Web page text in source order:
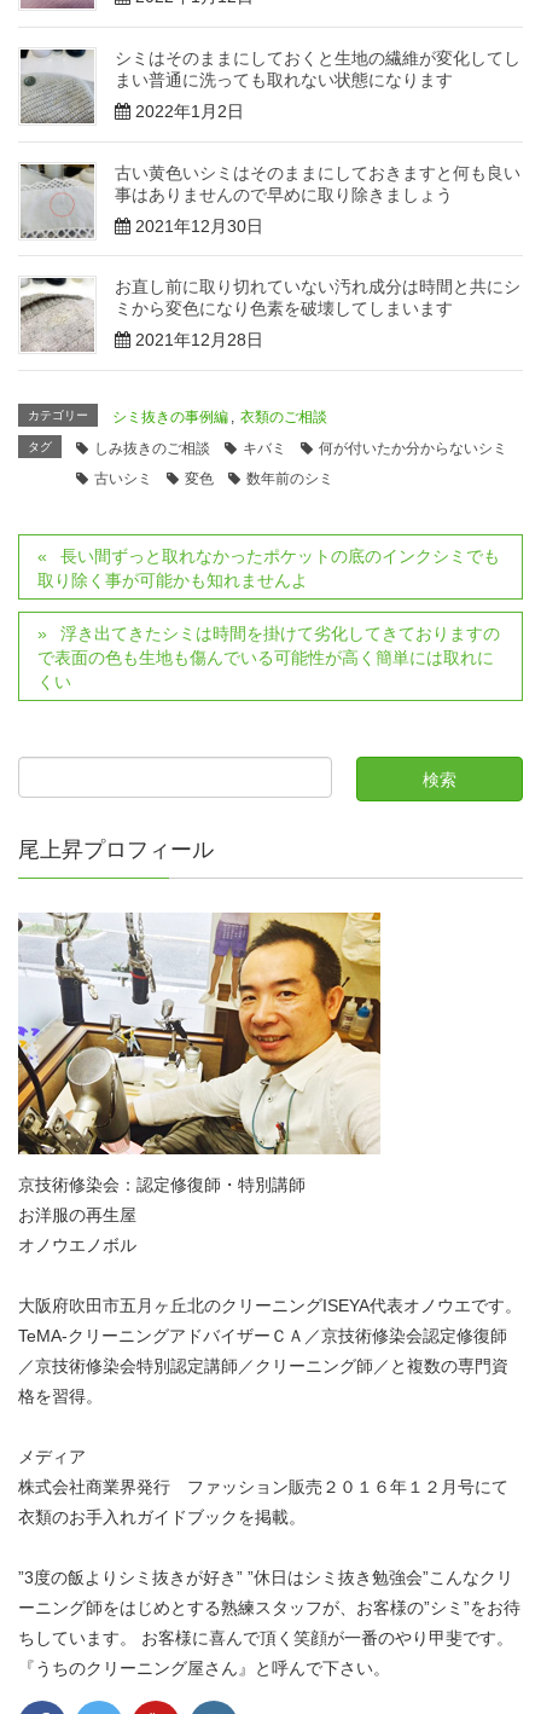
シミはそのままにしておくと生地の繊維が変化してし
まい普通に洗っても取れない状態になります
2022年1月2日
古い黄色いシミはそのままにしておきますと何も良い
事はありませんので早めに取り除きましょう
2021年12月30日
お直し前に取り切れていない汚れ成分は時間と共にシ
ミから変色になり色素を破壊してしまいます
2021年12月28日
カテゴリー シミ抜きの事例編 , 衣類のご相談
タグ しみ抜きのご相談 キバミ
何が付いたか分からないシミ
古いシミ
変色 数年前のシミ
長い間ずっと取れなかったポケットの底のインクシミでも
取り除く事が可能かも知れませんよ
浮き出てきたシミは時間を掛けて劣化してきておりますの
で表面の色も生地も傷んでいる可能性が高く簡単には取れに
くい
尾上昇プロフィール
京技術修染会：認定修復師・特別講師
お洋服の再生屋
オノウエノボル
大阪府吹田市五月ヶ丘北のクリーニングISEYA代表オノウエです。
TeMA-クリーニングアドバイザーＣＡ／京技術修染会認定修復師
／京技術修染会特別認定講師／クリーニング師／と複数の専門資
格を習得。
メディア
株式会社商業界発行 ファッション販売２０１６年１２月号にて
衣類のお手入れガイドブックを掲載。
”3度の飯よりシミ抜きが好き” ”休日はシミ抜き勉強会”こんなクリ
ーニング師をはじめとする熟練スタッフが、お客様の”シミ”をお待
ちしています。 お客様に喜んで頂く笑顔が一番のやり甲斐です。
『うちのクリーニング屋さん』と呼んで下さい。